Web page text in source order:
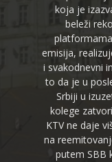
koja je
beleži
emisija,
i svakodnevni
to da je u
Srbiji u
kolege
KTV ne daje
na
putem SBB